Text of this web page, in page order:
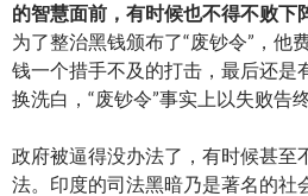
的智慧面前，有时候也不得不败下
为了整治黑钱颁布了“废钞令”，他
钱一个措手不及的打击，最后还是
换洗白，“废钞令”事实上以失败告终
政府被逼得没办法了，有时候甚至
法。印度的司法黑暗乃是著名的社